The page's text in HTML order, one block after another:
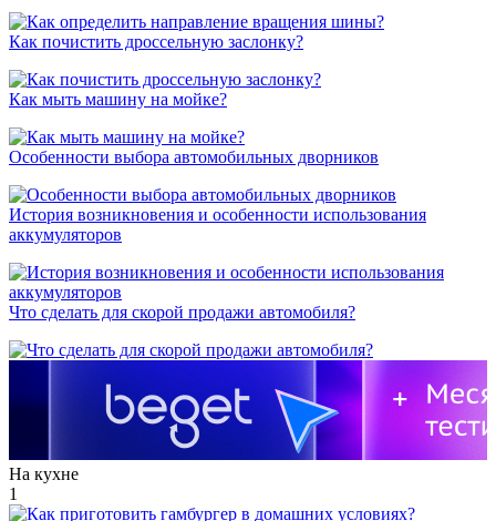
Как почистить дроссельную заслонку?
Как мыть машину на мойке?
Особенности выбора автомобильных дворников
История возникновения и особенности использования
аккумуляторов
Что сделать для скорой продажи автомобиля?
На кухне
1